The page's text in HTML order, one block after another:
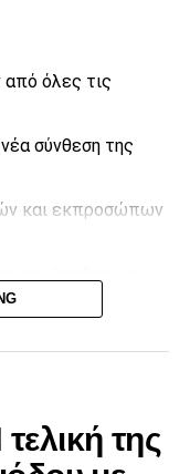
όλες τις
σύνθεση της
και εκπροσώπων
το CityChannelτης